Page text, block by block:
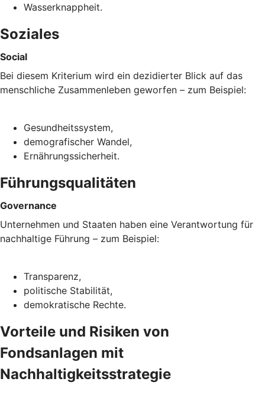
Wasserknappheit.
Soziales
Social
Bei diesem Kriterium wird ein dezidierter Blick auf das
menschliche Zusammenleben geworfen – zum Beispiel:
Gesundheitssystem,
demografischer Wandel,
Ernährungssicherheit.
Führungsqualitäten
Governance
Unternehmen und Staaten haben eine Verantwortung für
nachhaltige Führung – zum Beispiel:
Transparenz,
politische Stabilität,
demokratische Rechte.
Vorteile und Risiken von
Fondsanlagen mit
Nachhaltigkeitsstrategie